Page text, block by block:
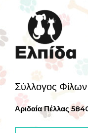
Σύλλογος
Αριδαία Πέλλας